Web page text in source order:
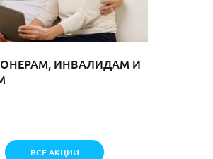
ИНВАЛИДАМ И
ВСЕ АКЦИИ